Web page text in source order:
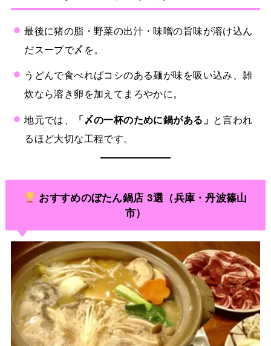
最後に猪の脂・野菜の出汁・味噌の旨味が溶け込ん
だスープで〆を。
うどんで食べればコシのある麺が味を吸い込み、雑
炊なら溶き卵を加えてまろやかに。
地元では、
「〆の一杯のために鍋がある」 と言われ
るほど大切な工程です。
おすすめのぼたん鍋店 3選（兵庫・丹波篠山
市）